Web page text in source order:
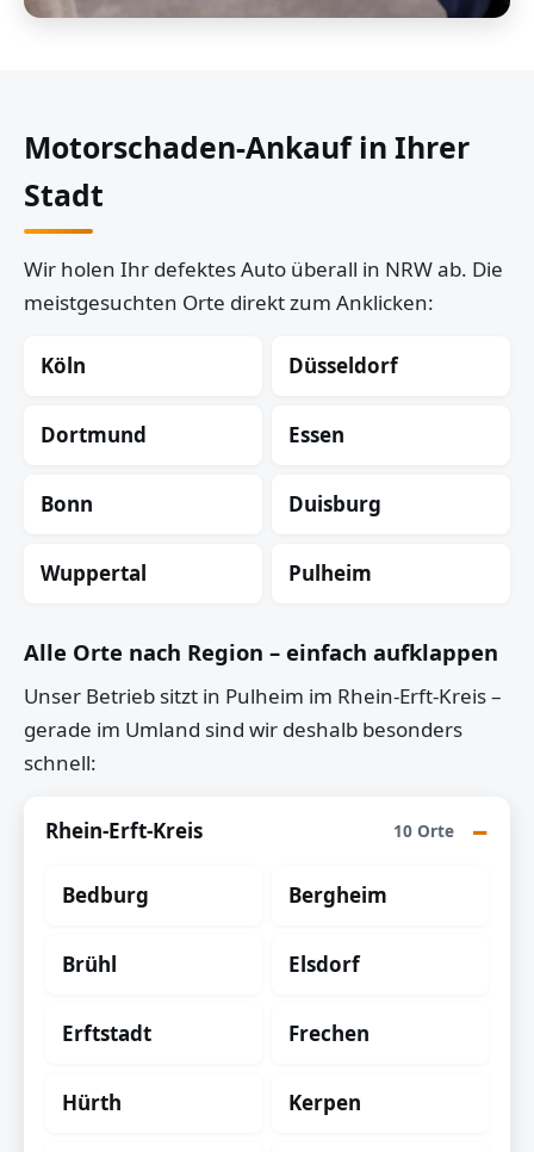
Motorschaden-Ankauf in Ihrer
Stadt
Wir holen Ihr defektes Auto überall in NRW ab. Die
meistgesuchten Orte direkt zum Anklicken:
Köln Düsseldorf
Dortmund Essen
Bonn Duisburg
Wuppertal Pulheim
Alle Orte nach Region – einfach aufklappen
Unser Betrieb sitzt in Pulheim im Rhein-Erft-Kreis –
gerade im Umland sind wir deshalb besonders
schnell:
Rhein-Erft-Kreis 10 Orte
Bedburg Bergheim
Brühl Elsdorf
Erftstadt Frechen
Hürth Kerpen